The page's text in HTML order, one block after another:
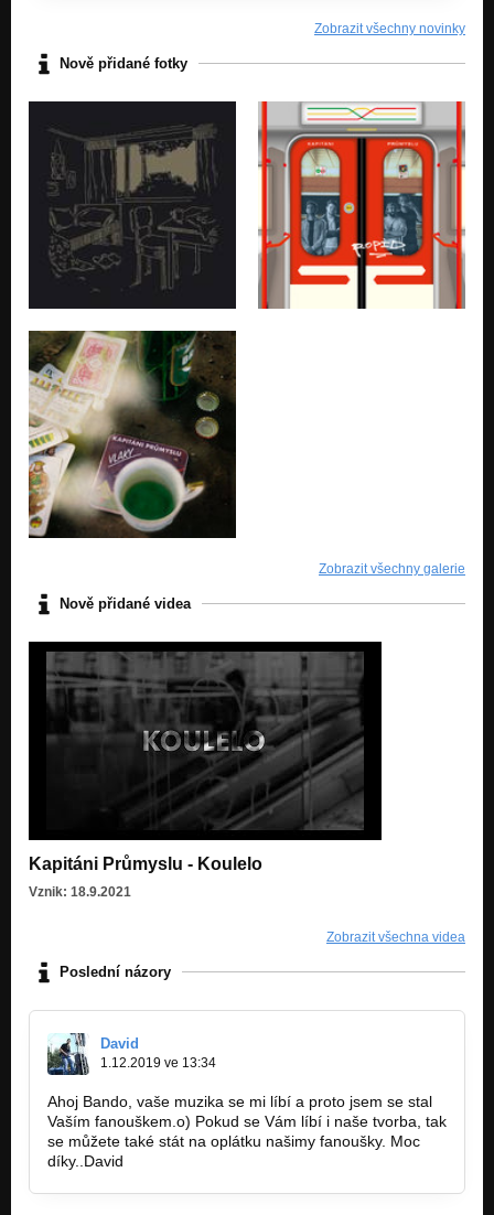
Mikrovlnka
Prubíři
Každej míří do kytek
200 W
Každej míří do kytek
Vlaštovka
Každej míří do kytek
Továrny se nikdy nezastaví EP
S kytkou v ruce
Továrny se nikdy nezastaví EP
Ze strany na stranu
Továrny se nikdy nezastaví EP
V ospalý nádražce
Továrny se nikdy nezastaví EP
Noční peřiny
Až se světlo objeví
Kvílení továren EP
Ve sklepě večer (ft Péťa Škarohlíd a Anička Žitníková) - Live de
19, 20 - Live demo 2013
Zobrazit všechny novinky
Nově přidané fotky
Zobrazit všechny galerie
Nově přidané videa
Kapitáni Průmyslu - Koulelo
Vznik: 18.9.2021
Zobrazit všechna videa
Poslední názory
David
1.12.2019 ve 13:34
Ahoj Bando, vaše muzika se mi líbí a proto jsem se stal
Vaším fanouškem.o) Pokud se Vám líbí i naše tvorba, tak
se můžete také stát na oplátku našimy fanoušky. Moc
díky..David